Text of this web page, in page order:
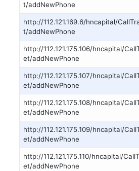
t/addNewPhone
http://112.121.169.6/hncapital/
t/addNewPhone
http://112.121.175.106/hncapital/
et/addNewPhone
http://112.121.175.107/hncapital/
et/addNewPhone
http://112.121.175.108/hncapital/
et/addNewPhone
http://112.121.175.109/hncapital/
et/addNewPhone
http://112.121.175.110/hncapital/
et/addNewPhone